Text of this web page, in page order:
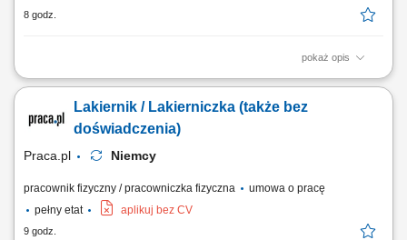
8 godz.
pokaż opis
Zakres obowiązków: To będziesz robić: zabezpieczać i maskować
poprzez szlifowanie i inne prace obróbkowe; ręcznie nakładać
równomierną warstwę farby przemysłowej metodą natryskową;
Lakiernik / Lakierniczka (także bez
doświadczenia)
Praca.pl Niemcy
pracownik fizyczny / pracowniczka fizyczna
umowa o pracę
pełny etat
aplikuj bez CV
9 godz.